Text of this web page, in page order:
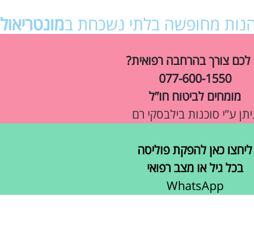
מחופשה בלתי נשכחת במונטריאול
לכם צורך בהרחבה רפואית?
077-600-1550
מומחים לביטוח חו”ל
ע”י סוכנות בילבסקי רם
ליחצו כאן להפקת פוליסה
בכל גיל או מצב רפואי
WhatsApp